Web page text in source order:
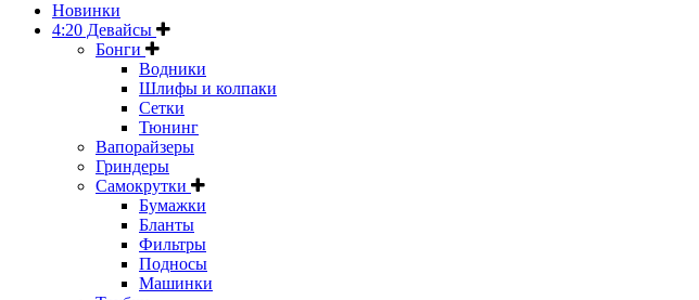
Новинки
4:20 Девайсы
Бонги
Водники
Шлифы и колпаки
Сетки
Тюнинг
Вапорайзеры
Гриндеры
Самокрутки
Бумажки
Бланты
Фильтры
Подносы
Машинки